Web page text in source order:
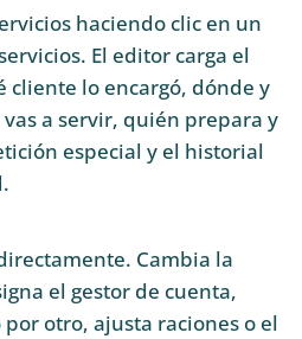
haciendo clic en un
El editor carga el
cliente lo encargó, dónde y
a servir, quién prepara y
especial y el historial
Cambia la
el gestor de cuenta,
otro, ajusta raciones o el